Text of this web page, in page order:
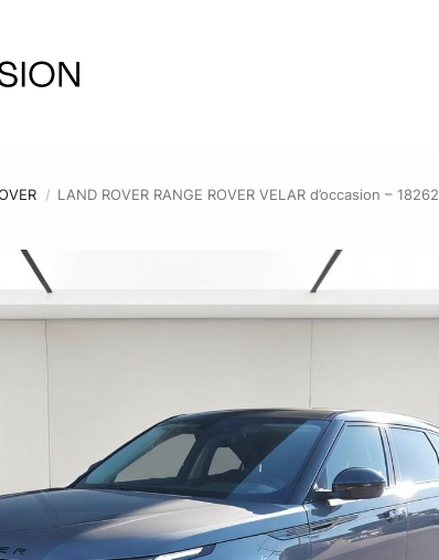
LAND ROVER RANGE ROVER VELAR d’occasion – 18262